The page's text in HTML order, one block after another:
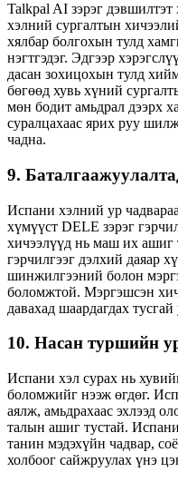
Talkpal AI зэрэг
хэлний сургалтын
хялбар болгохын тулд
нэгтгэдэг. Эдгээр
дасан зохицохын тулд
бөгөөд хувь хүний
мөн бодит амьдрал дээрх
суралцахаас ярих руу
чадна.
9.
Испани хэлний ур
хүмүүст DELE зэрэг
хичээлүүд нь маш их ашиг
гэрчилгээг дэлхий даяар
шинжилгээний болон
боломжтой. Мэргэшсэн
давахад шаардагдах
10. Насан туршийн
Испани хэл сурах нь
боломжийг нээж өгдөг.
аялж, амьдрахаас эхлээд
талын ашиг тустай.
танин мэдэхүйн чадвар,
холбоог сайжруулах үнэ